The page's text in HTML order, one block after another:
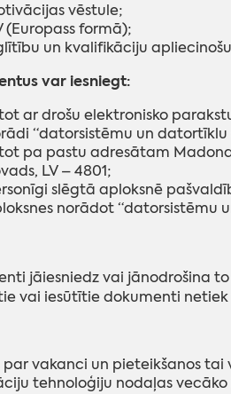
vēstule;
(Europass formā);
un kvalifikāciju
var iesniegt:
ar drošu elektronisko
“datorsistēmu un
pa pastu adresātam
LV – 4801;
slēgtā aploksnē
norādot “datorsistēmu
jāiesniedz vai jānodrošina
vai iesūtītie dokumenti
par vakanci un pieteikšanos
tehnoloģiju nodaļas